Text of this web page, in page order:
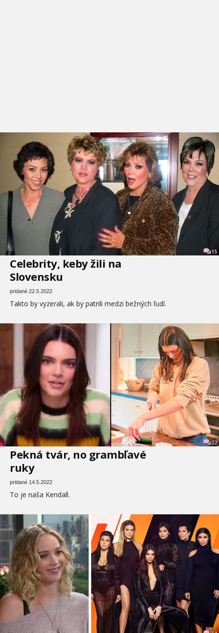
15
Celebrity, keby žili na
Slovensku
pridané 22.5.2022
Takto by vyzerali, ak by patrili medzi bežných ľudí.
22
Pekná tvár, no grambľavé
ruky
pridané 14.5.2022
To je naša Kendall.